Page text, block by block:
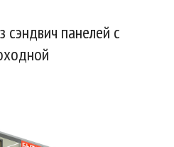
сэндвич панелей с